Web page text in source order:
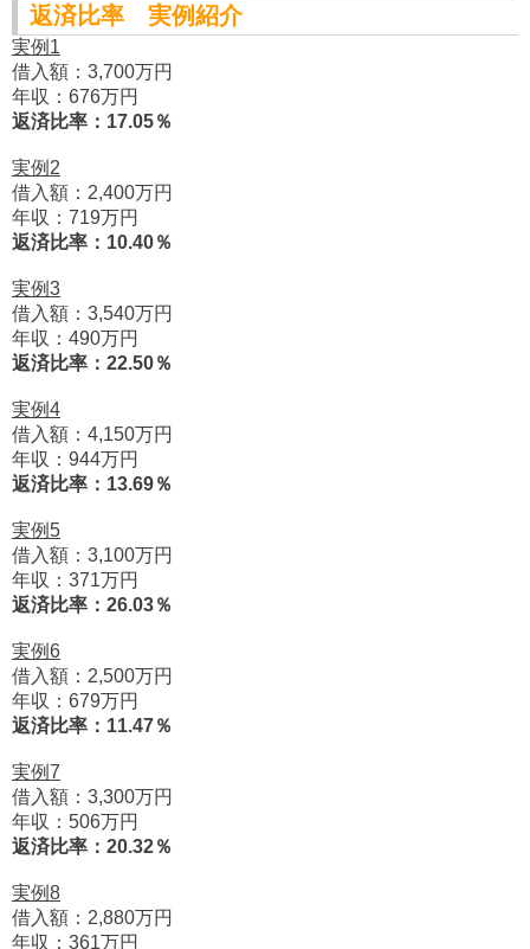
返済比率 実例紹介
実例1
借入額：3,700万円
年収：676万円
返済比率：17.05％
実例2
借入額：2,400万円
年収：719万円
返済比率：10.40％
実例3
借入額：3,540万円
年収：490万円
返済比率：22.50％
実例4
借入額：4,150万円
年収：944万円
返済比率：13.69％
実例5
借入額：3,100万円
年収：371万円
返済比率：26.03％
実例6
借入額：2,500万円
年収：679万円
返済比率：11.47％
実例7
借入額：3,300万円
年収：506万円
返済比率：20.32％
実例8
借入額：2,880万円
年収：361万円